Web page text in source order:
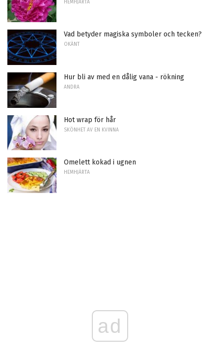
HEMHJÄRTA
Vad betyder magiska symboler och tecken?
OKÄNT
Hur bli av med en dålig vana - rökning
ANDRA
Hot wrap för hår
SKÖNHET AV EN KVINNA
Omelett kokad i ugnen
HEMHJÄRTA
ad